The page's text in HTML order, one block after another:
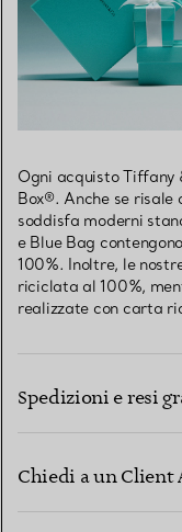
Ogni acquisto Tiffany
Box®. Anche se risale
soddisfa moderni
e Blue Bag
100%. Inoltre, le
riciclata al 100%,
realizzate con carta
Spedizioni e resi
Chiedi a un Client